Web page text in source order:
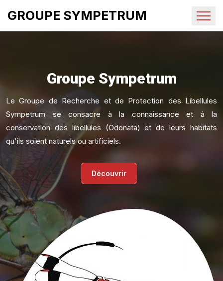
GROUPE SYMPETRUM
Groupe Sympetrum
Le Groupe de Recherche et de Protection des Libellules
Sympetrum se consacre à la connaissance et à la
conservation des libellules (Odonata) et de leurs habitats
qu'ils soient naturels ou artificiels.
Découvrir